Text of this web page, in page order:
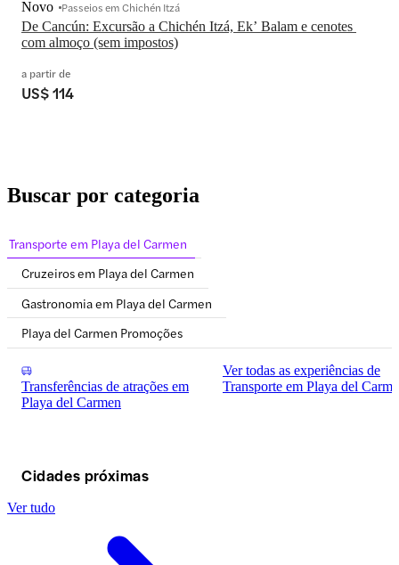
De Cancún: Excursão a Chichén Itzá, Ekʼ Balam e cenotes
com almoço (sem impostos)
Novo Passeios em Chichén Itzá
a partir de
US$ 114
Buscar por categoria
Transporte em Playa del Carmen
Cruzeiros em Playa del Carmen
Gastronomia em Playa del Carmen
Playa del Carmen Promoções
Transferências de atrações em
Playa del Carmen
Ver todas as experiências de
Transporte em Playa del
Cidades próximas
Ver tudo